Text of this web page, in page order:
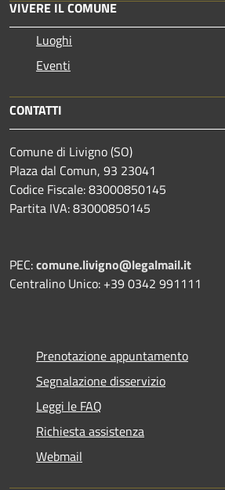
VIVERE IL COMUNE
Luoghi
Eventi
CONTATTI
Comune di Livigno (SO)
Plaza dal Comun, 93 23041
Codice Fiscale: 83000850145
Partita IVA: 83000850145
PEC:comune.livigno@legalmail.it
Centralino Unico: +39 0342 991111
Prenotazione appuntamento
Segnalazione disservizio
Leggi le FAQ
Richiesta assistenza
Webmail